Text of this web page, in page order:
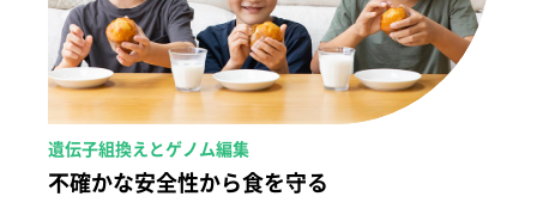
遺伝子組換えとゲノム編集
不確かな安全性から食を守る